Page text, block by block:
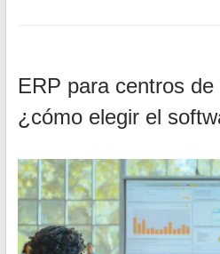
ERP para centros de
¿cómo elegir el